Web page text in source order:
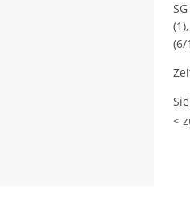
(6/
<